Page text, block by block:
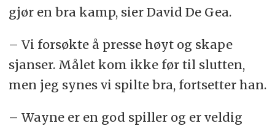
gjør en bra kamp, sier David De Gea.
– Vi forsøkte å presse høyt og skape
sjanser. Målet kom ikke før til slutten,
men jeg synes vi spilte bra, fortsetter han.
– Wayne er en god spiller og er veldig